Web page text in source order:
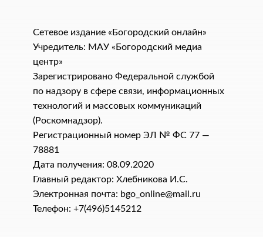
Сетевое издание «Богородский онлайн»
Учредитель: МАУ «Богородский медиа
центр»
Зарегистрировано Федеральной службой
по надзору в сфере связи, информационных
технологий и массовых коммуникаций
(Роскомнадзор).
Регистрационный номер ЭЛ № ФС 77 —
78881
Дата получения: 08.09.2020
Главный редактор: Хлебникова И.C.
Электронная почта: bgo_online@mail.ru
Телефон: +7(496)5145212